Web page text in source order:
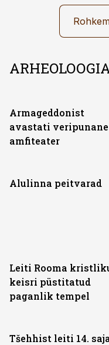
Armageddonist
avastati veripunane
amfiteater
Alulinna peitvarad
Leiti Rooma
keisri püstitatud
paganlik tempel
Tšehhist leiti 14.